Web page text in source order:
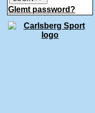
Glemt password?